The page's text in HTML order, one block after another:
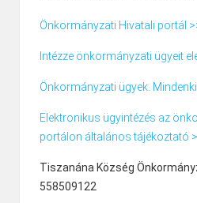
Önkormányzati Hivatali portál
Intézze önkormányzati ügyeit
Önkormányzati ügyek.
Elektronikus ügyintézés az
portálon általános tájékoztató
Tiszanána Község
558509122